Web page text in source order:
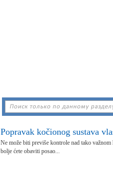
Popravak kočionog sustava
Ne može biti previše kontrole nad tako
bolje ćete obaviti posao...